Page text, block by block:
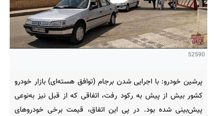
52590
پرشین خودرو: با اجرایی شدن برجام (توافق هسته‌ای) بازار خودرو
کشور بیش از پیش به رکود رفت، اتفاقی که از قبل نیز به‌نوعی
پیش‌بینی شده بود. در پی این اتفاق، قیمت برخی خودروهای